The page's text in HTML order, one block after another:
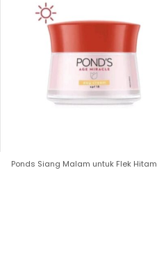
Ponds Siang Malam untuk Flek Hitam